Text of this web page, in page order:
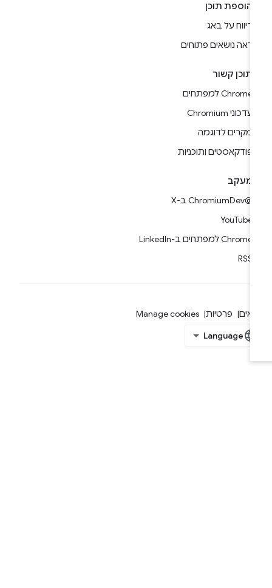
הוספת תוכן
דיווח על באג
ראה נושאים פתוחים
תוכן קשור
Chrome למפתחים
עדכוני Chromium
מקרים לדוגמה
פודקאסטים ותוכניות
מעקב
YouTube
Chrome למפתחים ב-LinkedIn
פרטיות Manage cookies